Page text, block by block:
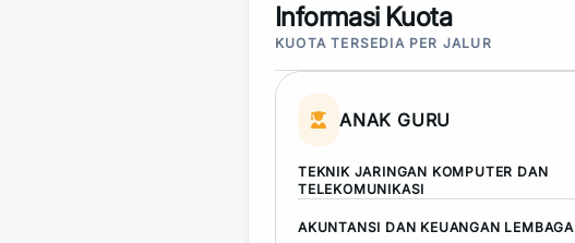
Informasi Kuota
KUOTA TERSEDIA PER JALUR
ANAK GURU
TEKNIK JARINGAN KOMPUTER DAN
TELEKOMUNIKASI
AKUNTANSI DAN KEUANGAN LEMBAGA